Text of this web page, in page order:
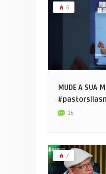
6
MUDE A SUA
16
7